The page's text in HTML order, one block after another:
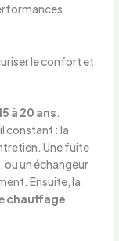
le confort et
à 20 ans.
constant : la
Une fuite
un échangeur
Ensuite, la
chauffage